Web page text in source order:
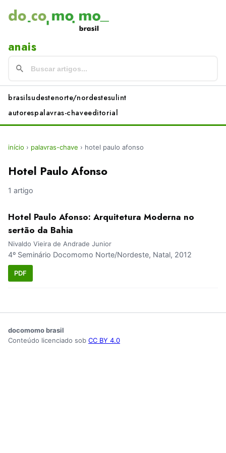
anais
brasilsudestenorte/nordestesulint
autorespalavras-chaveeditorial
início › palavras-chave › hotel paulo afonso
Hotel Paulo Afonso
1 artigo
Hotel Paulo Afonso: Arquitetura Moderna no
sertão da Bahia
Nivaldo Vieira de Andrade Junior
4º Seminário Docomomo Norte/Nordeste, Natal, 2012
PDF
docomomo brasil
Conteúdo licenciado sob CC BY 4.0